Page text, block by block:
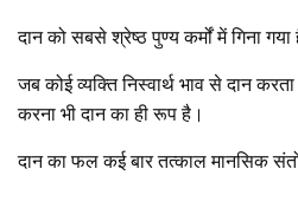
दान को सबसे श्रेष्ठ पुण्य कर्मों में गिना
जब कोई व्यक्ति निस्वार्थ भाव से दान
करना भी दान का ही रूप है।
दान का फल कई बार तत्काल मानसिक